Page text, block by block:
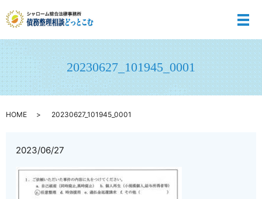
メ
20230627_101945_0001
HOME 20230627_101945_0001
2023/06/27